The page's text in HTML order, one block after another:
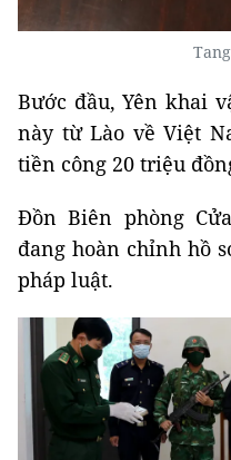
Bước đầu, Yên khai
này từ Lào về Việt
tiền công 20 triệu
Đồn Biên phòng
đang hoàn chỉnh hồ
pháp luật.